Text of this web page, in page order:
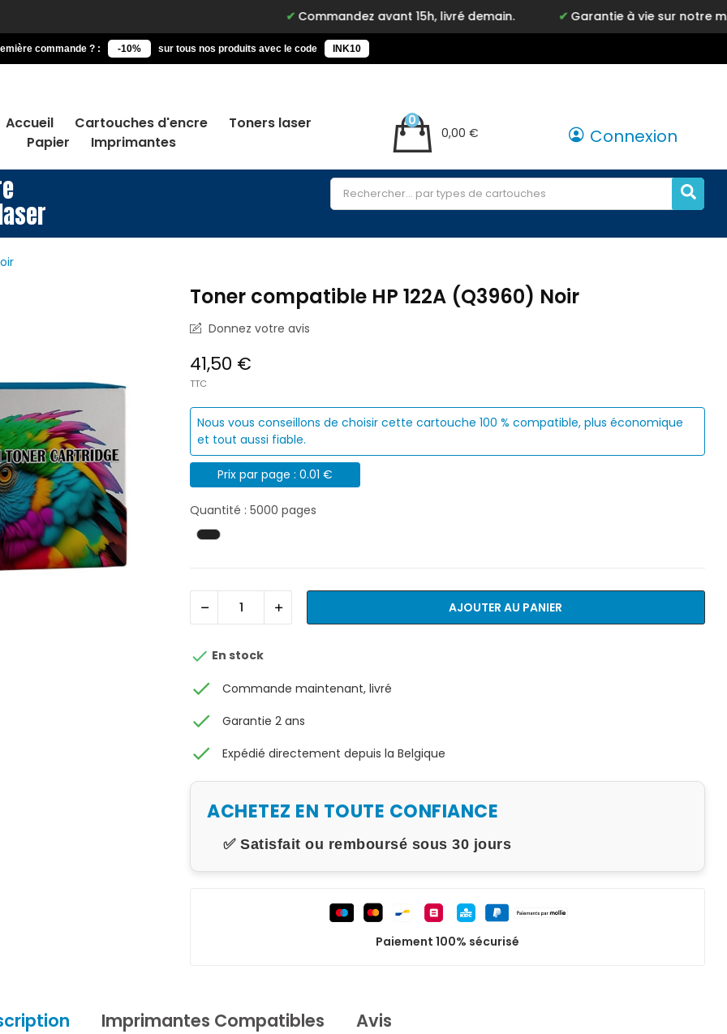
Commandez avant 15h, livré demain. Garantie à vie sur notre marque Inkyz
commande ? : -10% sur tous nos produits avec le code INK10
Accueil Cartouches d'encre
Toners laser
Papier
Imprimantes
0,00 €
0
Connexion
Toner compatible HP 122A (Q3960) Noir
Donnez votre avis
41,50 €
TTC
Nous vous conseillons de choisir cette cartouche 100 % compatible, plus économique
et tout aussi fiable.
Prix par page : 0.01 €
Quantité : 5000 pages
AJOUTER AU PANIER
 En stock
check Commande maintenant, livré
check Garantie 2 ans
check Expédié directement depuis la Belgique
ACHETEZ EN TOUTE CONFIANCE
✅ Satisfait ou remboursé sous 30 jours
Paiement 100% sécurisé
Imprimantes Compatibles Avis